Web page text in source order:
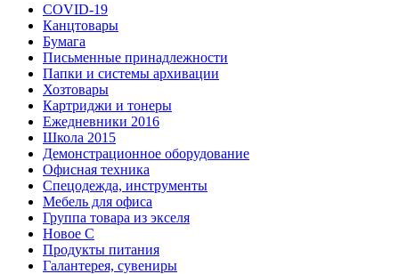
COVID-19
Канцтовары
Бумага
Письменные принадлежности
Папки и системы архивации
Хозтовары
Картриджи и тонеры
Ежедневники 2016
Школа 2015
Демонстрационное оборудование
Офисная техника
Спецодежда, инструменты
Мебель для офиса
Группа товара из экселя
Новое С
Продукты питания
Галантерея, сувениры